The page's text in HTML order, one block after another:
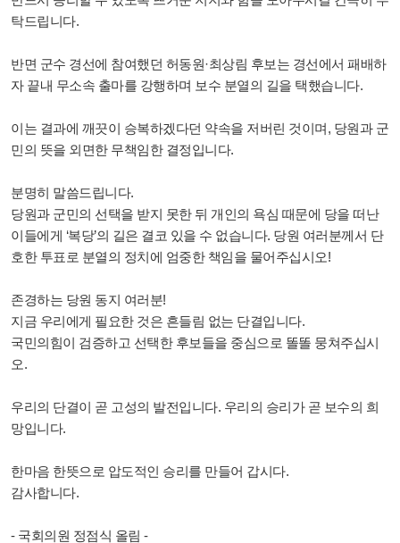
탁드립니다.
반면 군수 경선에 참여했던 허동원·최상림 후보는 경선에서 패배하
자 끝내 무소속 출마를 강행하며 보수 분열의 길을 택했습니다.
이는 결과에 깨끗이 승복하겠다던 약속을 저버린 것이며, 당원과 군
민의 뜻을 외면한 무책임한 결정입니다.
분명히 말씀드립니다.
당원과 군민의 선택을 받지 못한 뒤 개인의 욕심 때문에 당을 떠난
이들에게 ‘복당’의 길은 결코 있을 수 없습니다. 당원 여러분께서 단
호한 투표로 분열의 정치에 엄중한 책임을 물어주십시오!
존경하는 당원 동지 여러분!
지금 우리에게 필요한 것은 흔들림 없는 단결입니다.
국민의힘이 검증하고 선택한 후보들을 중심으로 똘똘 뭉쳐주십시
오.
우리의 단결이 곧 고성의 발전입니다. 우리의 승리가 곧 보수의 희
망입니다.
한마음 한뜻으로 압도적인 승리를 만들어 갑시다.
감사합니다.
- 국회의원 정점식 올림 -